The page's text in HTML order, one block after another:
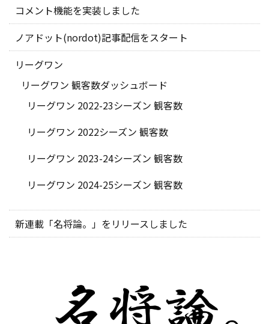
コメント機能を実装しました
ノアドット(nordot)記事配信をスタート
リーグワン
リーグワン 観客数ダッシュボード
リーグワン 2022-23シーズン 観客数
リーグワン 2022シーズン 観客数
リーグワン 2023-24シーズン 観客数
リーグワン 2024-25シーズン 観客数
新連載「名将論。」をリリースしました